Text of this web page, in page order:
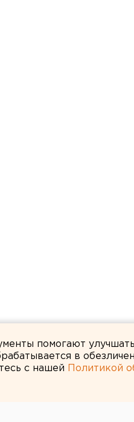
помогают
в
с нашей
Политикой